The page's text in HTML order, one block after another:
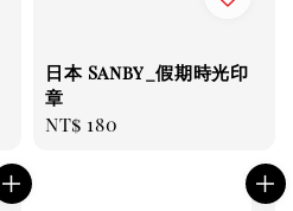
日本 Sanby_假期時光印
章
Regular
NT$ 180